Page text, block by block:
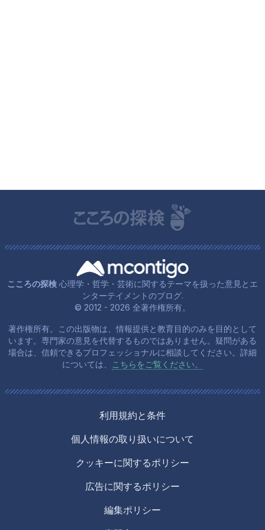
こころの探検 心理学・哲学・芸術に関するテーマを扱った意見とエ
ンターテイメントのブログ.
© 2012 - 2026 全著作権所有。
著作権所有。この出版物は、情報提供と教育目的のみを目的として
います。専門家の意見を代替するものではありません。疑問がある
場合は、信頼できるプロフェッショナルに相談してください。詳細
については、
こちらをご覧ください。
利用規約と条件
個人情報の取り扱いについて
クッキーに関するポリシー
広告に関するポリシー
編集ポリシー